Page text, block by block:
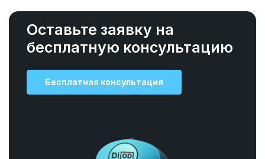
Оставьте заявку на
бесплатную консультацию
Бесплатная консультация